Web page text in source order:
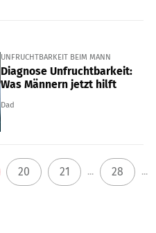
UNFRUCHTBARKEIT BEIM MANN
Diagnose Unfruchtbarkeit:
Was Männern jetzt hilft
Dad
20 21 ... 28 ...